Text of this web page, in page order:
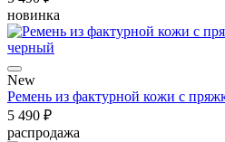
новинка
New
Ремень из фактурной кожи с
5 490 ₽
распродажа